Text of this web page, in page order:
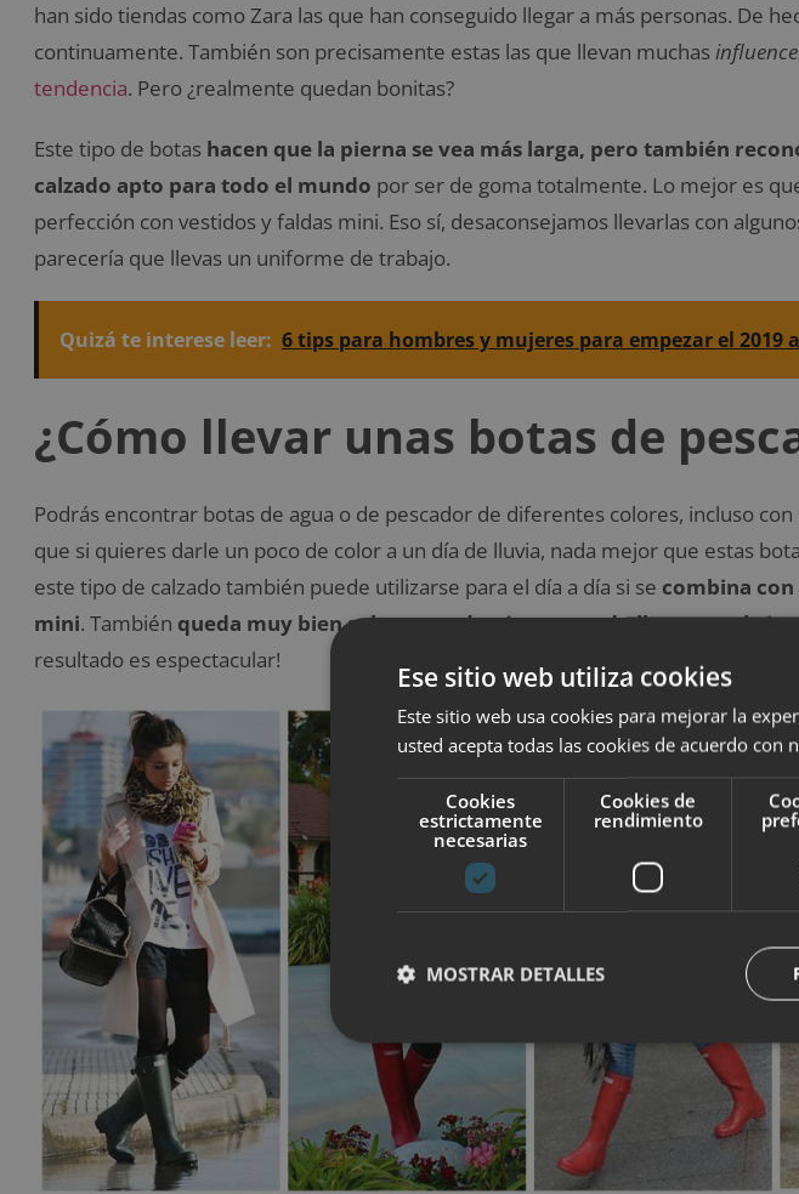
han sido tiendas como Zara las que han conseguido llegar a más personas. De
continuamente. También son precisamente estas las que llevan muchas
tendencia. Pero ¿realmente quedan bonitas?
Este tipo de botas hacen que la pierna se vea más larga, pero también
calzado apto para todo el mundo por ser de goma totalmente. Lo mejor es
perfección con vestidos y faldas mini. Eso sí, desaconsejamos llevarlas con
parecería que llevas un uniforme de trabajo.
Quizá te interese leer: 6 tips para hombres y mujeres para empezar el 2019
¿Cómo llevar unas botas de
Podrás encontrar botas de agua o de pescador de diferentes colores, incluso
que si quieres darle un poco de color a un día de lluvia, nada mejor que estas
este tipo de calzado también puede utilizarse para el día a día si se combina
mini. También queda muy bien sobre unoslegginso cuando lleves un
resultado es espectacular!
Ese sitio web utiliza cookies
Este sitio web usa cookies para mejorar la
usted acepta todas las cookies de acuerdo con
Cookies
estrictamente
necesarias
Cookies de
rendimiento
MOSTRAR DETALLES